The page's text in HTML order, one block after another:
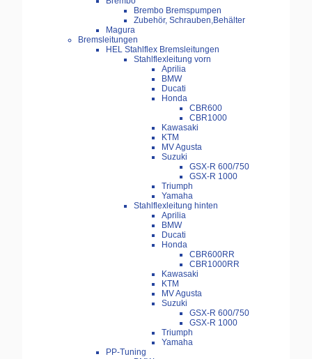
Brembo Bremspumpen
Zubehör, Schrauben,Behälter
Magura
Bremsleitungen
HEL Stahlflex Bremsleitungen
Stahlflexleitung vorn
Aprilia
BMW
Ducati
Honda
CBR600
CBR1000
Kawasaki
KTM
MV Agusta
Suzuki
GSX-R 600/750
GSX-R 1000
Triumph
Yamaha
Stahlflexleitung hinten
Aprilia
BMW
Ducati
Honda
CBR600RR
CBR1000RR
Kawasaki
KTM
MV Agusta
Suzuki
GSX-R 600/750
GSX-R 1000
Triumph
Yamaha
PP-Tuning